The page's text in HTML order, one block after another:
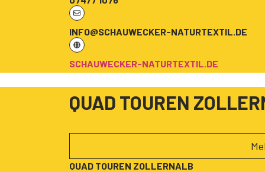
INFO@SCHAUWECKER-NATURTEXTIL.DE
SCHAUWECKER-NATURTEXTIL.DE
QUAD TOUREN
QUAD TOUREN ZOLLERNALB